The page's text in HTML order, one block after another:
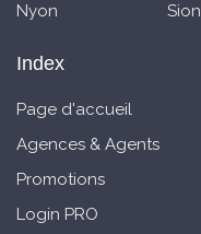
Nyon
Sion
Index
Page d'accueil
Agences & Agents
Promotions
Login PRO